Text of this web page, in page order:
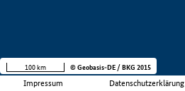
Impressum Datenschutzerklärung
100 km © Geobasis-DE / BKG 2015